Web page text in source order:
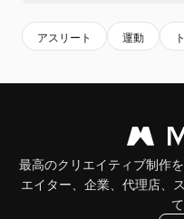
アスリート 運動
最高のクリエイティブ制作
エイター、企業、代理店、